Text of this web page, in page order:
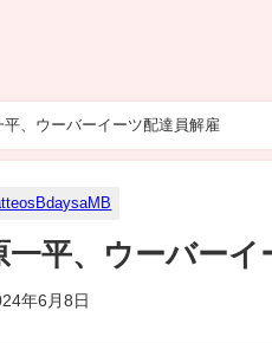
平、ウーバーイーツ配達員解雇
一平、ウーバー
年6月8日